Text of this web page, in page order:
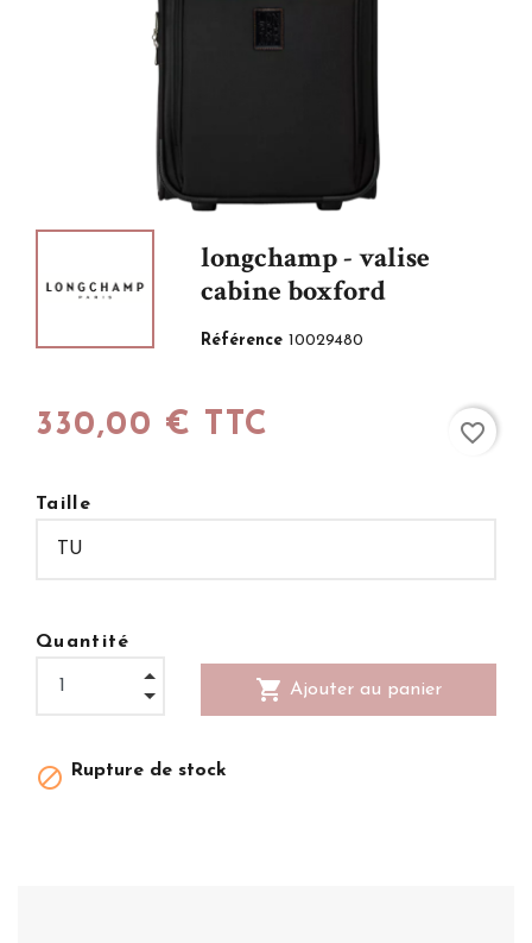
longchamp - valise
cabine boxford
Référence10029480
330,00 € TTC
Taille
Quantité
shopping_cart Ajouter au panier
 Rupture de stock
favorite_border